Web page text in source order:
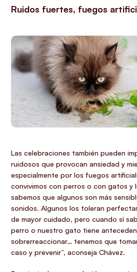
Ruidos fuertes, fuegos
Las celebraciones también pueden
ruidosos que provocan ansiedad y
especialmente por los fuegos
convivimos con perros o con gatos y
sabemos que algunos son más
sonidos. Algunos los toleran
de mayor cuidado, pero cuando sí
perro o nuestro gato tiene
sobrerreaccionar… tenemos que
caso y prevenir”, aconseja Chávez.